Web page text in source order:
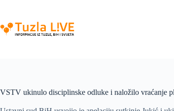
content
VSTV ukinulo disciplinske odluke i naložilo vraćanje